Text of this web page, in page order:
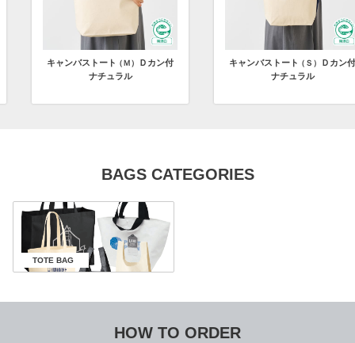
（Ｓ）Ｄカン付
キャンバスボックストートループ付
キャン
BAGS CATEGORIES
TOTE BAG
HOW TO ORDER